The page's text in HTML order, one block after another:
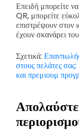
Επειδή μπορείτε
QR, μπορείτε
επιστρέψουν στον
έχουν σκανάρει
Σχετικά:
στους πελάτες
και πρεμιουμ